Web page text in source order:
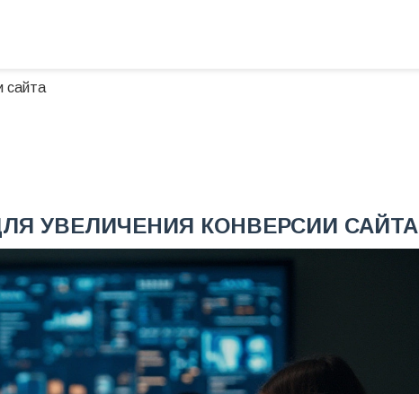
сайта
УВЕЛИЧЕНИЯ КОНВЕРСИИ САЙТА